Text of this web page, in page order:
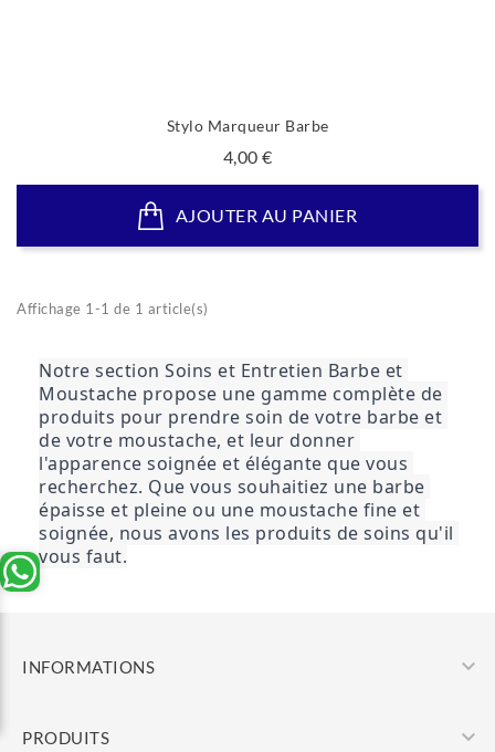
Stylo Marqueur Barbe
4,00 €Prix
AJOUTER AU PANIER
Affichage 1-1 de 1 article(s)
Notre section Soins et Entretien Barbe et
Moustache propose une gamme complète de
produits pour prendre soin de votre barbe et
de votre moustache, et leur donner
l'apparence soignée et élégante que vous
recherchez. Que vous souhaitiez une barbe
épaisse et pleine ou une moustache fine et
soignée, nous avons les produits de soins qu'il
vous faut.
INFORMATIONS 
PRODUITS 